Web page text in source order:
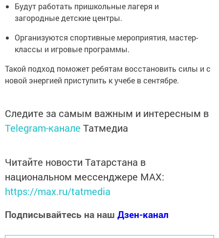
Будут работать пришкольные лагеря и
загородные детские центры.
Организуются спортивные мероприятия, мастер-
классы и игровые программы.
Такой подход поможет ребятам восстановить силы и с
новой энергией приступить к учебе в сентябре.
Следите за самым важным и интересным в
Telegram-канале Татмедиа
Читайте новости Татарстана в
национальном мессенджере MАХ:
https://max.ru/tatmedia
Подписывайтесь на наш Дзен-канал